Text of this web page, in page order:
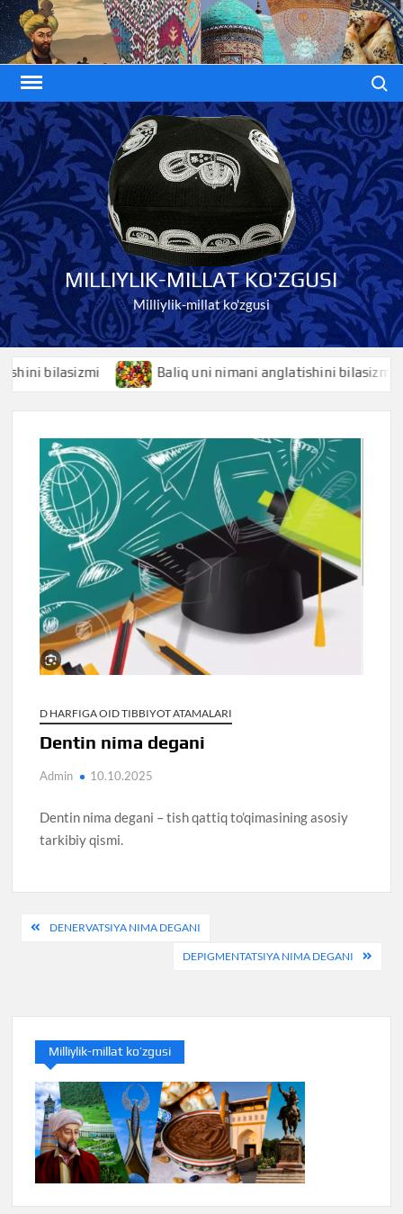
Skip
to
content
MILLIYLIK-MILLAT KO'ZGUSI
Milliylik-millat ko'zgusi
bilasizmi Baliq uni nimani anglatishini bilasizmi
D HARFIGA OID TIBBIYOT ATAMALARI
Dentin nima degani
Admin 10.10.2025
Dentin nima degani – tish qattiq to’qimasining asosiy
tarkibiy qismi.
PostDENERVATSIYA NIMA DEGANI
DEPIGMENTATSIYA NIMA DEGANI
Milliylik-millat ko’zgusi